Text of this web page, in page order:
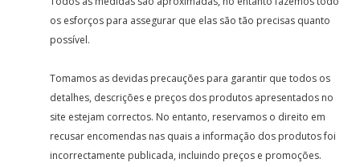
os esforços para assegurar que elas são tão precisas quanto
possível.
Tomamos as devidas precauções para garantir que todos os
detalhes, descrições e preços dos produtos apresentados no
site estejam correctos. No entanto, reservamos o direito em
recusar encomendas nas quais a informação dos produtos foi
incorrectamente publicada, incluindo preços e promoções.